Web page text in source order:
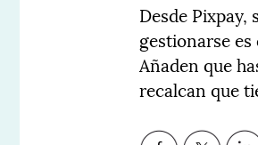
Desde Pixpay,
gestionarse
Añaden que
recalcan que